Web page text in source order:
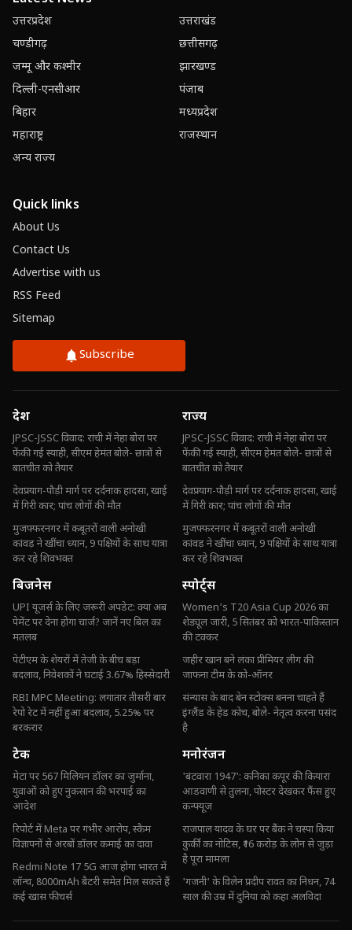
उत्तरप्रदेश
उत्तराखंड
चण्डीगढ़
छत्तीसगढ़
जम्मू और कश्मीर
झारखण्ड
दिल्ली-एनसीआर
पंजाब
बिहार
मध्यप्रदेश
महाराष्ट्र
राजस्थान
अन्य राज्य
Quick links
About Us
Contact Us
Advertise with us
RSS Feed
Sitemap
Subscribe
देश
JPSC-JSSC विवाद: रांची में नेहा बोरा पर
फेंकी गई स्याही, सीएम हेमंत बोले- छात्रों से
बातचीत को तैयार
देवप्रयाग-पौड़ी मार्ग पर दर्दनाक हादसा, खाई
में गिरी कार; पांच लोगों की मौत
मुजफ्फरनगर में कबूतरों वाली अनोखी
कांवड़ ने खींचा ध्यान, 9 पक्षियों के साथ यात्रा
कर रहे शिवभक्त
राज्य
JPSC-JSSC विवाद: रांची में नेहा बोरा पर
फेंकी गई स्याही, सीएम हेमंत बोले- छात्रों से
बातचीत को तैयार
देवप्रयाग-पौड़ी मार्ग पर दर्दनाक हादसा, खाई
में गिरी कार; पांच लोगों की मौत
मुजफ्फरनगर में कबूतरों वाली अनोखी
कांवड़ ने खींचा ध्यान, 9 पक्षियों के साथ यात्रा
कर रहे शिवभक्त
बिजनेस
UPI यूजर्स के लिए जरूरी अपडेट: क्या अब
पेमेंट पर देना होगा चार्ज? जानें नए बिल का
मतलब
पेटीएम के शेयरों में तेजी के बीच बड़ा
बदलाव, निवेशकों ने घटाई 3.67% हिस्सेदारी
RBI MPC Meeting: लगातार तीसरी बार
रेपो रेट में नहीं हुआ बदलाव, 5.25% पर
बरकरार
स्पोर्ट्स
Women's T20 Asia Cup 2026 का
शेड्यूल जारी, 5 सितंबर को भारत-पाकिस्तान
की टक्कर
जहीर खान बने लंका प्रीमियर लीग की
जाफना टीम के को-ऑनर
संन्यास के बाद बेन स्टोक्स बनना चाहते हैं
इंग्लैंड के हेड कोच, बोले- नेतृत्व करना पसंद
है
टेक
मेटा पर 567 मिलियन डॉलर का जुर्माना,
युवाओं को हुए नुकसान की भरपाई का
आदेश
रिपोर्ट में Meta पर गंभीर आरोप, स्कैम
विज्ञापनों से अरबों डॉलर कमाई का दावा
Redmi Note 17 5G आज होगा भारत में
लॉन्च, 8000mAh बैटरी समेत मिल सकते हैं
कई खास फीचर्स
मनोरंजन
'बंटवारा 1947': कनिका कपूर की कियारा
आडवाणी से तुलना, पोस्टर देखकर फैंस हुए
कन्फ्यूज
राजपाल यादव के घर पर बैंक ने चस्पा किया
कुर्की का नोटिस, ₹16 करोड़ के लोन से जुड़ा
है पूरा मामला
'गजनी' के विलेन प्रदीप रावत का निधन, 74
साल की उम्र में दुनिया को कहा अलविदा